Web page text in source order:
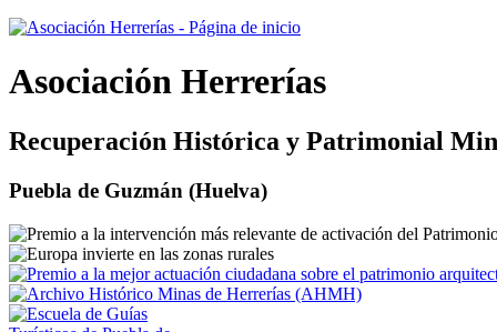
Asociación Herrerías
Recuperación Histórica y Patrimonial
Puebla de Guzmán (Huelva)